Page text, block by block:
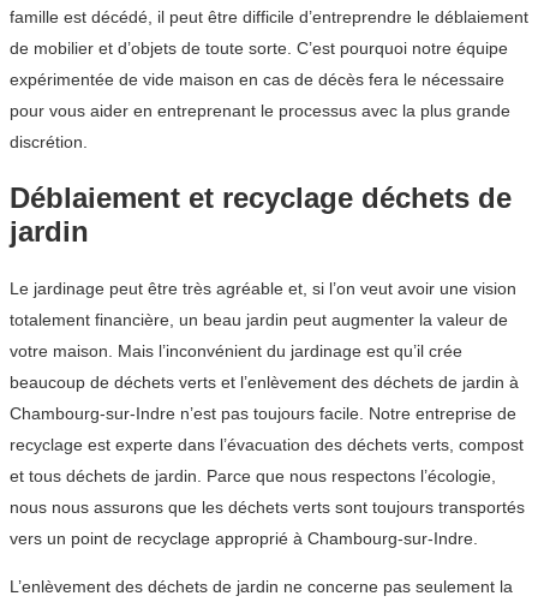
famille est décédé, il peut être difficile d’entreprendre le déblaiement
de mobilier et d’objets de toute sorte. C’est pourquoi notre équipe
expérimentée de vide maison en cas de décès fera le nécessaire
pour vous aider en entreprenant le processus avec la plus grande
discrétion.
Déblaiement et recyclage déchets de
jardin
Le jardinage peut être très agréable et, si l’on veut avoir une vision
totalement financière, un beau jardin peut augmenter la valeur de
votre maison. Mais l’inconvénient du jardinage est qu’il crée
beaucoup de déchets verts et l’enlèvement des déchets de jardin à
Chambourg-sur-Indre n’est pas toujours facile. Notre entreprise de
recyclage est experte dans l’évacuation des déchets verts, compost
et tous déchets de jardin. Parce que nous respectons l’écologie,
nous nous assurons que les déchets verts sont toujours transportés
vers un point de recyclage approprié à Chambourg-sur-Indre.
L’enlèvement des déchets de jardin ne concerne pas seulement la